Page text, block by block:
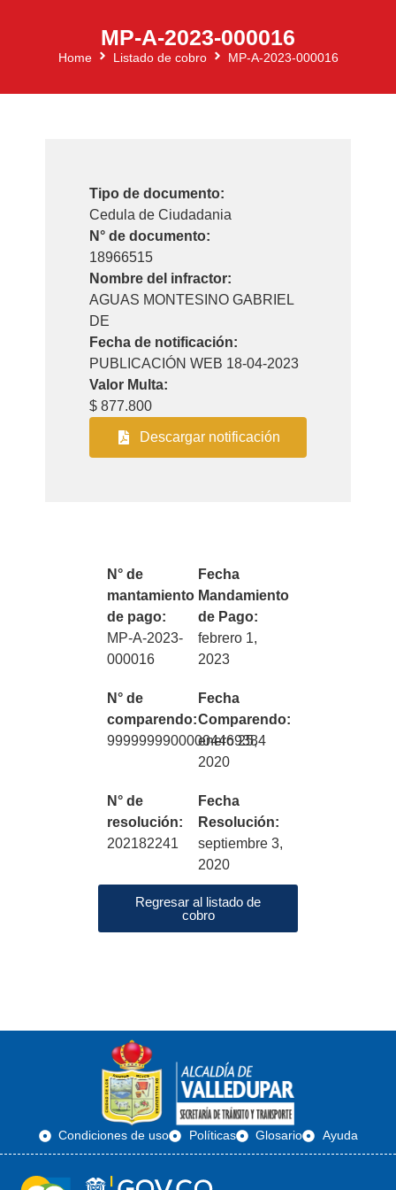
MP-A-2023-000016
Home Listado de cobro MP-A-2023-000016
Tipo de documento:
Cedula de Ciudadania
N° de documento:
18966515
Nombre del infractor:
AGUAS MONTESINO GABRIEL
DE
Fecha de notificación:
PUBLICACIÓN WEB 18-04-2023
Valor Multa:
$ 877.800
Descargar notificación
N° de
mantamiento
de pago:
MP-A-2023-
000016
Fecha
Mandamiento
de Pago:
febrero 1,
2023
N° de
comparendo:
99999999000004469384
Fecha
Comparendo:
enero 25,
2020
N° de
resolución:
202182241
Fecha
Resolución:
septiembre 3,
2020
Regresar al listado de
cobro
Condiciones de uso Políticas Glosario Ayuda